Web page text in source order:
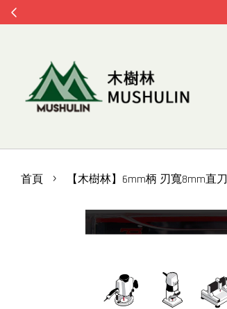
首頁 › 【木樹林】6mm柄 刃寬8mm直